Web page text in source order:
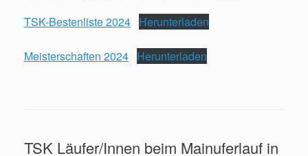
TSK-Bestenliste 2024 Herunterladen
Meisterschaften 2024 Herunterladen
TSK Läufer/Innen beim Mainuferlauf in